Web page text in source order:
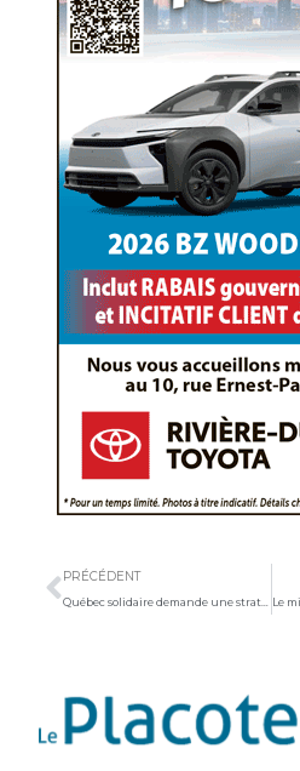
PRÉCÉDENT
Québec solidaire demande une stratégie conjointe en itinérance et en logement